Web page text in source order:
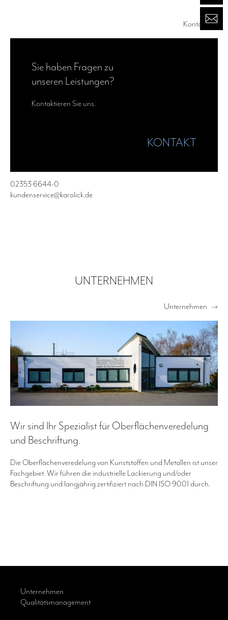
02353 6644-0
kundenservice@karolick.de
Kontakt —›
Sie haben Fragen zu
unseren Leistungen?
Kontaktieren Sie uns.
KONTAKT
UNTERNEHMEN
Unternehmen —›
Wir sind Ihr Spezialist für Oberflächenveredelung
und Beschriftung.
Die Oberflächenveredelung von Kunststoffen und Metallen ist unser
Fachgebiet. Wir führen die industrielle Lackierung und/oder
Beschriftung und langjährig zertifiziert nach DIN ISO 9001 durch.
Unternehmen
Qualitätsmanagement